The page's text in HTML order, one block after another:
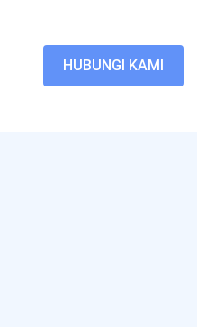
HUBUNGI KAMI